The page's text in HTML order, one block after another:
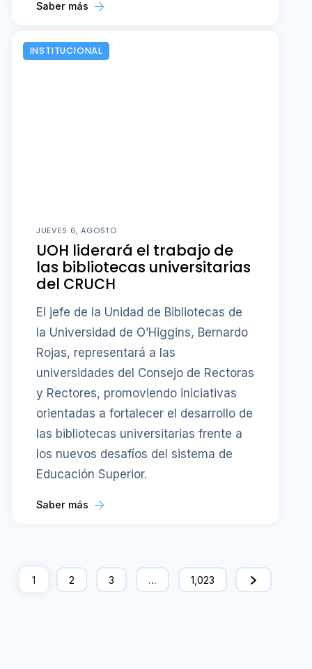
Saber más
INSTITUCIONAL
JUEVES 6, AGOSTO
UOH liderará el trabajo de
las bibliotecas universitarias
del CRUCH
El jefe de la Unidad de Bibliotecas de
la Universidad de O’Higgins, Bernardo
Rojas, representará a las
universidades del Consejo de Rectoras
y Rectores, promoviendo iniciativas
orientadas a fortalecer el desarrollo de
las bibliotecas universitarias frente a
los nuevos desafíos del sistema de
Educación Superior.
Saber más
1 2 3 … 1,023